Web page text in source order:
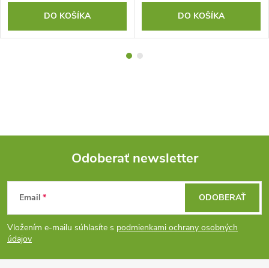
DO KOŠÍKA DO KOŠÍKA
Z
á
p
Odoberať newsletter
Email
Vložením e-mailu súhlasíte s podmienkami ochrany osobných
údajov
ODOBERAŤ